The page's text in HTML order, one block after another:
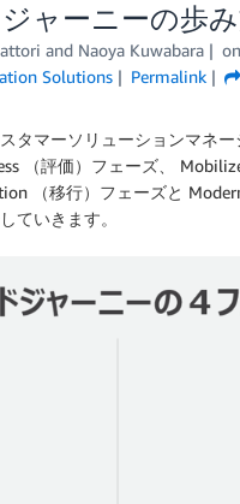
ャーニーの歩み
and Naoya Kuwabara on
Solutions Permalink
タマーソリューションマネ
（評価）フェーズ、
（移行）フェーズと
ていきます。